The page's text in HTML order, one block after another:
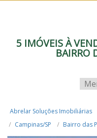
5 IMÓVEIS À
BAIRRO
Abrelar Soluções Imobiliárias
Campinas/SP
Bairro das